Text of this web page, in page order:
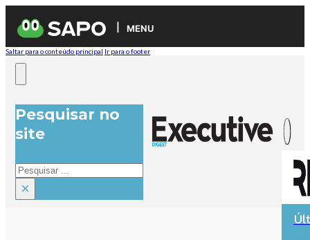
MENU
Saltar para o conteúdo principal Ir para o footer
Pesquisar no
site
Pesquisar
×